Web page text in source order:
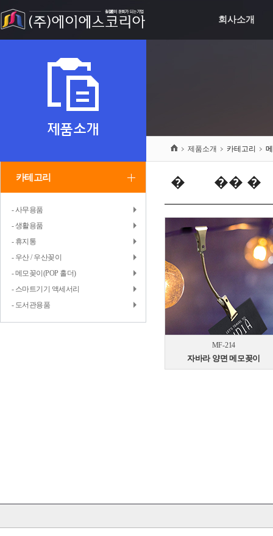
회사소개
제품소개
카테고리
- 사무용품
- 생활용품
- 휴지통
- 우산 / 우산꽂이
- 메모꽂이(POP 홀더)
- 스마트기기 액세서리
- 도서관용품
제품소개 카테고리
�먮컮�� �묐
MF-214
자바라 양면 메모꽂이